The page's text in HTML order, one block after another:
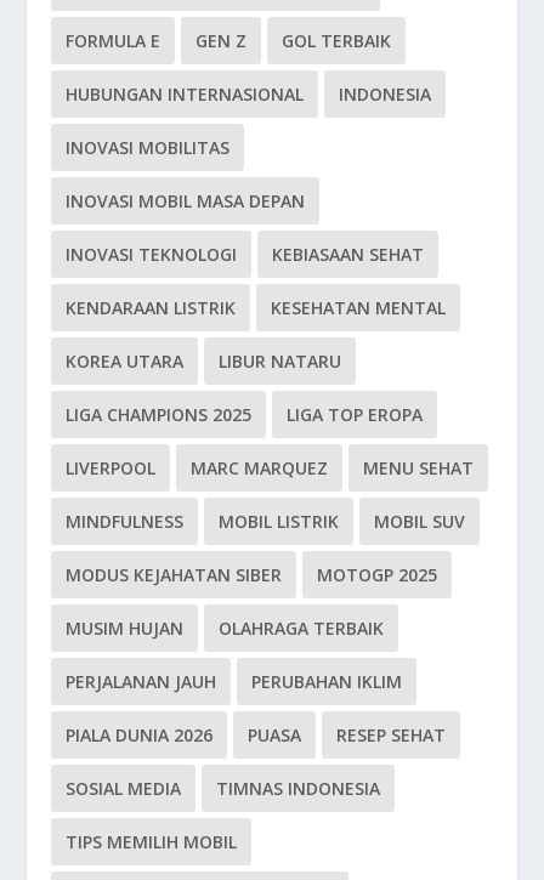
FORMULA E GEN Z GOL TERBAIK
HUBUNGAN INTERNASIONAL INDONESIA
INOVASI MOBILITAS
INOVASI MOBIL MASA DEPAN
INOVASI TEKNOLOGI KEBIASAAN SEHAT
KENDARAAN LISTRIK KESEHATAN MENTAL
KOREA UTARA LIBUR NATARU
LIGA CHAMPIONS 2025 LIGA TOP EROPA
LIVERPOOL MARC MARQUEZ MENU SEHAT
MINDFULNESS MOBIL LISTRIK MOBIL SUV
MODUS KEJAHATAN SIBER MOTOGP 2025
MUSIM HUJAN OLAHRAGA TERBAIK
PERJALANAN JAUH PERUBAHAN IKLIM
PIALA DUNIA 2026 PUASA RESEP SEHAT
SOSIAL MEDIA TIMNAS INDONESIA
TIPS MEMILIH MOBIL